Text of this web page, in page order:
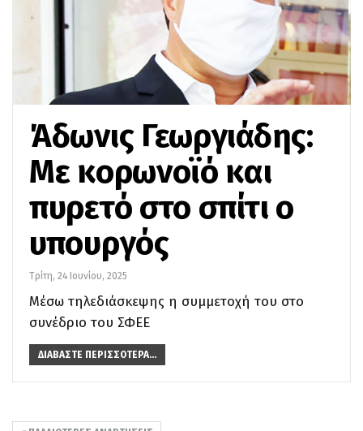
Άδωνις Γεωργιάδης:
Με κορωνοϊό και
πυρετό στο σπίτι ο
υπουργός
Τρίτη, 24 Ιουνίου, 2025
Μέσω τηλεδιάσκεψης η συμμετοχή του στο
συνέδριο του ΣΦΕΕ
ΔΙΑΒΆΣΤΕ ΠΕΡΙΣΣΌΤΕΡΑ...